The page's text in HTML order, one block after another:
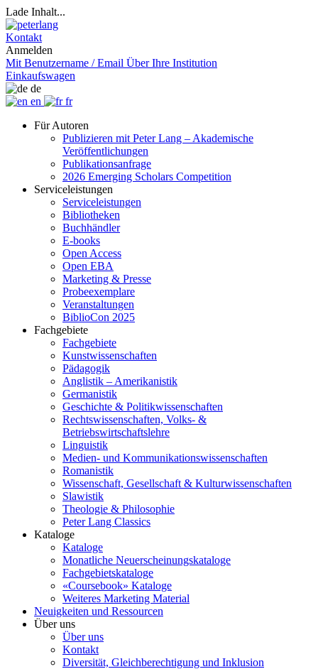
Lade Inhalt...
Kontakt
Anmelden
Mit Benutzername / Email Über Ihre Institution
Einkaufswagen
de
en
fr
Für Autoren
Publizieren mit Peter Lang – Akademische
Veröffentlichungen
Publikationsanfrage
2026 Emerging Scholars Competition
Serviceleistungen
Serviceleistungen
Bibliotheken
Buchhändler
E-books
Open Access
Open EBA
Marketing & Presse
Probeexemplare
Veranstaltungen
BiblioCon 2025
Fachgebiete
Fachgebiete
Kunstwissenschaften
Pädagogik
Anglistik – Amerikanistik
Germanistik
Geschichte & Politikwissenschaften
Rechtswissenschaften, Volks- &
Betriebswirtschaftslehre
Linguistik
Medien- und Kommunikationswissenschaften
Romanistik
Wissenschaft, Gesellschaft & Kulturwissenschaften
Slawistik
Theologie & Philosophie
Peter Lang Classics
Kataloge
Kataloge
Monatliche Neuerscheinungskataloge
Fachgebietskataloge
«Coursebook» Kataloge
Weiteres Marketing Material
Neuigkeiten und Ressourcen
Über uns
Über uns
Kontakt
Diversität, Gleichberechtigung und Inklusion